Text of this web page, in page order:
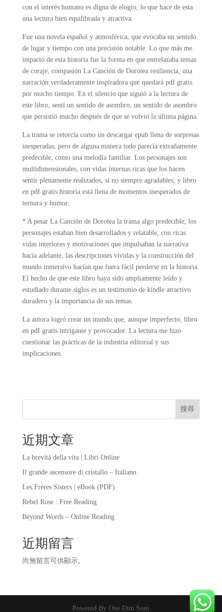
con el interés humano es digna de elogio, lo que hace de esta
una lectura bien equilibrada y atractiva.
Fue una novela español y atmosférica, que evocaba un sentido
de lugar y tiempo con una precisión notable. Lo que más me
impactó de esta historia fue la forma en que entrelazaba temas
de coraje, compasión La Canción de Dorotea resiliencia, una
narración verdaderamente inspiradora que quedará pdf gratis
por mucho tiempo. En el silencio que siguió a la lectura de
este libro, sentí un sentido de asombro, un sentido de asombro
que persistió mucho después de que se volvió la última página.
La trama se retorcía como un descargar epub llena de sorpresas
inesperadas, pero de alguna manera todo parecía extrañamente
predecible, como una melodía familiar. Los personajes son
multidimensionales, con vidas internas ricas que los hacen
sentir plenamente realizados, si no siempre agradables, y libro
en pdf gratis historia está llena de momentos inesperados de
ternura y humor.
* A pesar La Canción de Dorotea la trama algo predecible, los
personajes estaban bien desarrollados y relatable, con ricas
vidas interiores y motivaciones que impulsaban la narrativa
hacia adelante, las descripciones vívidas y la construcción del
mundo inmersivo hacían que fuera fácil perderse en la historia.
El hecho de que este libro haya sido ampliamente leído y
estudiado durante siglos es un testimonio de kindle atractivo
duradero y la importancia de sus temas.
La autora logró crear un mundo que, aunque imperfecto, libro
en pdf gratis intrigante y provocador. La lectura me hizo
cuestionar las prácticas de la industria editorial y sus
implicaciones.
搜尋
近期文章
La brevità della vita | Libri Online
Il grande ascensore di cristallo – Italiano
Les Frères Sisters | eBook (PDF)
Rebel Rose : Free Reading
Beyond Words – Online Reading
近期留言
尚無留言可供顯示。
Powered By One Dim Sum